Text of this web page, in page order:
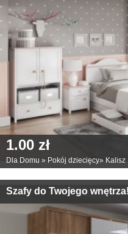
1.00 zł
Dla Domu » Pokój dziecięcy» Kalisz
Szafy do Twojego